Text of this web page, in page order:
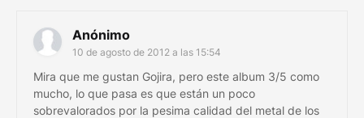
Anónimo
10 de agosto de 2012 a las 15:54
Mira que me gustan Gojira, pero este album 3/5 como
mucho, lo que pasa es que están un poco
sobrevalorados por la pesima calidad del metal de los